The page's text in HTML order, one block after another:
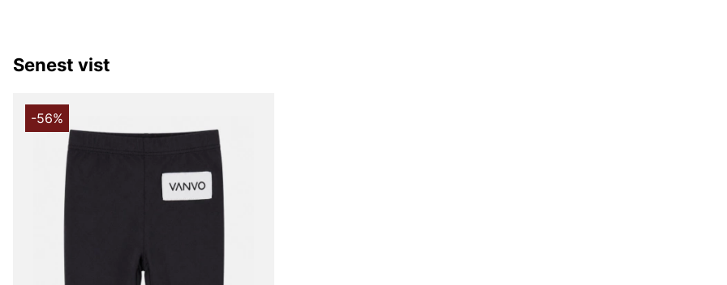
Senest vist
-56%